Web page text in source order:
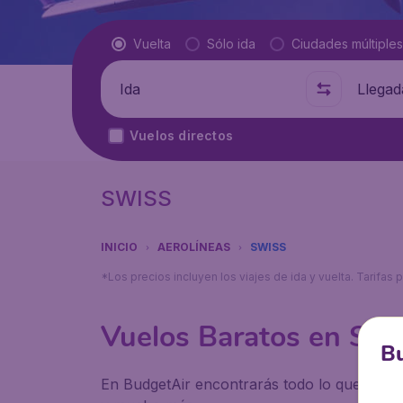
Tipo de vuelo
Vuelta Sólo ida Ciudades múltiples
Salida de A dónde
Vuelos directos
SWISS
INICIO AEROLÍNEAS SWISS
*Los precios incluyen los viajes de ida y vuelta.
Vuelos Baratos en
En BudgetAir encontrarás todo lo que